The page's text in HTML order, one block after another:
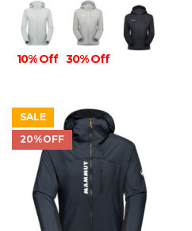
10% Off 30% Off
SALE
20%OFF